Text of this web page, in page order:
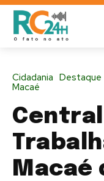
Cidadania Destaque
Macaé
Macaé